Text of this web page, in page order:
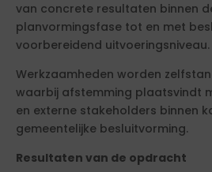
van concrete resultaten binnen
planvormingsfase tot en met
voorbereidend uitvoeringsniveau.
Werkzaamheden worden
waarbij afstemming plaatsvindt
en externe stakeholders binnen
gemeentelijke besluitvorming.
Resultaten van de opdracht